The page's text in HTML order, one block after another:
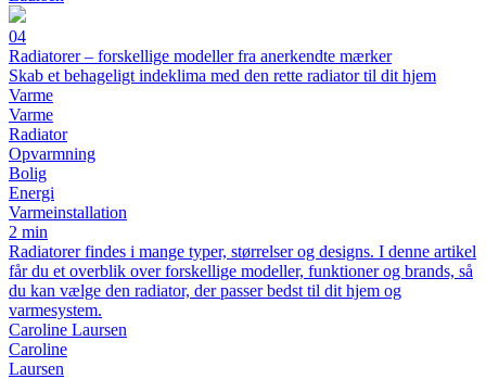
04
Radiatorer – forskellige modeller fra anerkendte mærker
Skab et behageligt indeklima med den rette radiator til dit hjem
Varme
Varme
Radiator
Opvarmning
Bolig
Energi
Varmeinstallation
2 min
Radiatorer findes i mange typer, størrelser og designs. I denne artikel
får du et overblik over forskellige modeller, funktioner og brands, så
du kan vælge den radiator, der passer bedst til dit hjem og
varmesystem.
Caroline Laursen
Caroline
Laursen